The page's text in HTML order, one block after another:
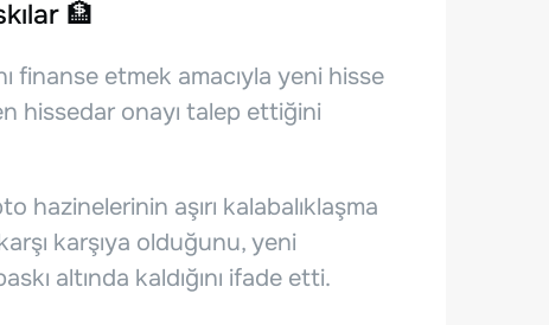
🏦
finanse etmek amacıyla yeni hisse
hissedar onayı talep ettiğini
aşırı kalabalıklaşma
karşıya olduğunu, yeni
altında kaldığını ifade etti.